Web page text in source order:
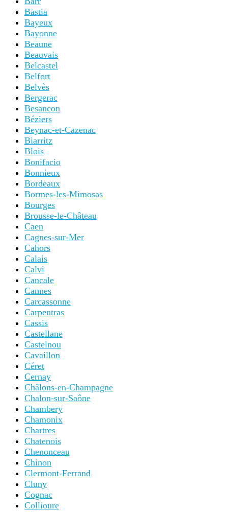
Bastia
Bayeux
Bayonne
Beaune
Beauvais
Belcastel
Belfort
Belvès
Bergerac
Besancon
Béziers
Beynac-et-Cazenac
Biarritz
Blois
Bonifacio
Bonnieux
Bordeaux
Bormes-les-Mimosas
Bourges
Brousse-le-Château
Caen
Cagnes-sur-Mer
Cahors
Calais
Calvi
Cancale
Cannes
Carcassonne
Carpentras
Cassis
Castellane
Castelnou
Cavaillon
Céret
Cernay
Châlons-en-Champagne
Chalon-sur-Saône
Chambery
Chamonix
Chartres
Chatenois
Chenonceau
Chinon
Clermont-Ferrand
Cluny
Cognac
Collioure